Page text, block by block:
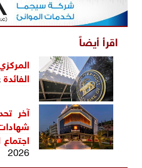
اقرأ أيضاً
الفائدة
آخر
2026